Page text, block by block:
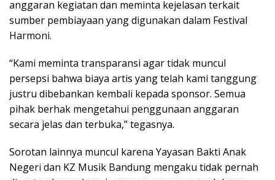
anggaran kegiatan dan meminta kejelasan terkait
sumber pembiayaan yang digunakan dalam Festival
Harmoni.
“Kami meminta transparansi agar tidak muncul
persepsi bahwa biaya artis yang telah kami tanggung
justru dibebankan kembali kepada sponsor. Semua
pihak berhak mengetahui penggunaan anggaran
secara jelas dan terbuka,” tegasnya.
Sorotan lainnya muncul karena Yayasan Bakti Anak
Negeri dan KZ Musik Bandung mengaku tidak pernah